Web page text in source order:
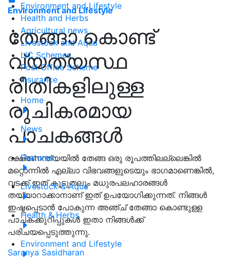
Environment and Lifestyle
Health and Herbs
Agricultural news
Livestock and Aqua
LIC Schemes
Post Office Scheme
Insurance
Home
News
Features
Livestock & Aqua
Health & Herbs
Environment and Lifestyle
Environment and Lifestyle
തേങ്ങാ കൊണ്ട്
വ്യത്യസ്ഥ
രീതികളിലുള്ള
രുചികരമായ
പാചകങ്ങൾ
ദക്ഷിണേന്ത്യയിൽ തേങ്ങ ഒരു രൂപത്തിലല്ലെങ്കിൽ
മറ്റൊന്നിൽ എല്ലാ വിഭവങ്ങളുടെയും ഭാഗമാണെങ്കിൽ,
വടക്ക് ഇത് കൂടുതലും മധുരപലഹാരങ്ങൾ
തയ്യാറാക്കാനാണ് ഇത് ഉപയോഗിക്കുന്നത്. നിങ്ങൾ
ഇഷ്ടപ്പെടാൻ പോകുന്ന അഞ്ച് തേങ്ങാ കൊണ്ടുള്ള
പാചകക്കുറിപ്പുകൾ ഇതാ നിങ്ങൾക്ക്
പരിചയപ്പെടുത്തുന്നു.
Saranya Sasidharan